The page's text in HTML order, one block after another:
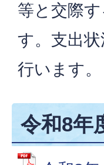
等と交際
す。支出
行います。
令和8年